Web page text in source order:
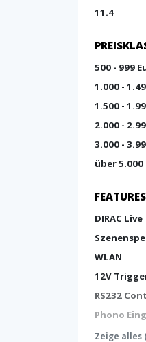
11.4
500 - 999
1.000 -
1.500 -
2.000 -
3.000 -
über 5.000
FEATURES
DIRAC Live
WLAN
12V
RS232
Phono
Zeige alles